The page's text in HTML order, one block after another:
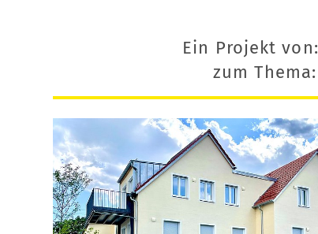
Ein Projekt von:
zum Thema: